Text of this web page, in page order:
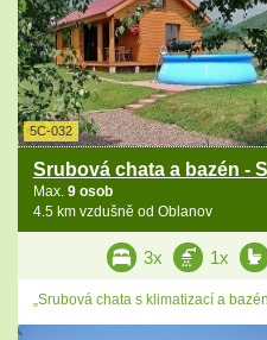
5C-032
Srubová chata a bazén -
Max. 9 osob
4.5 km vzdušně od Oblanov
3x 1x
„Srubová chata s klimatizací a